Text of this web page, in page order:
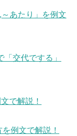
あたり」を例文
交代でする」
で解説！
例文で解説！